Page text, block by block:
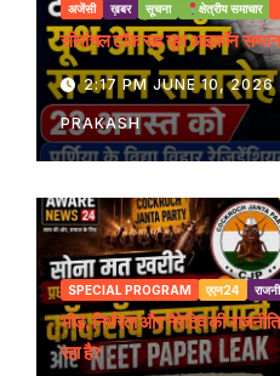
अजेंसी ख़बर सूचना क्षेत्रीय समाचार
सीमांचल टॉक सह यूथ आइकॉन
2:17 PM JUNE 10, 2026
PRAKASH
SPECIAL PROGRAM एएन24
भीड़, निर्भरता और नैरेटिव की
रहा है?